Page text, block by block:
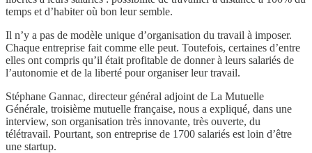
temps et d’habiter où bon leur semble.
Il n’y a pas de modèle unique d’organisation du travail à imposer.
Chaque entreprise fait comme elle peut. Toutefois, certaines d’entre
elles ont compris qu’il était profitable de donner à leurs salariés de
l’autonomie et de la liberté pour organiser leur travail.
Stéphane Gannac, directeur général adjoint de La Mutuelle
Générale, troisième mutuelle française, nous a expliqué, dans une
interview, son organisation très innovante, très ouverte, du
télétravail. Pourtant, son entreprise de 1700 salariés est loin d’être
une startup.